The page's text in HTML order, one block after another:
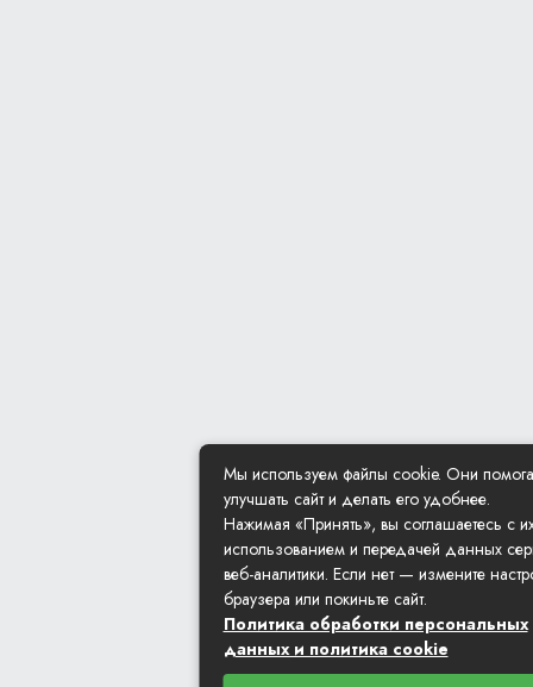
Мы используем файлы cookie. Они
улучшать сайт и делать его удобнее.
Нажимая «Принять», вы соглашаетесь с
использованием и передачей данных
веб-аналитики. Если нет — измените
браузера или покиньте сайт.
Политика обработки персональных
данных и политика cookie